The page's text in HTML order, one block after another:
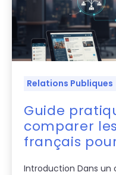
Relations Publiques
Guide
comparer
français
Introduction Dans un